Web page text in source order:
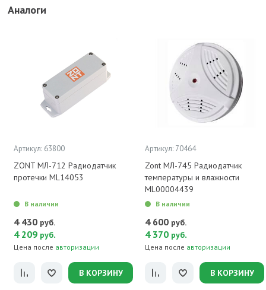
Аналоги
Артикул: 63800
ZONT МЛ-712 Радиодатчик
протечки ML14053
В наличии
4 430 руб.
4 209 руб.
Цена после авторизации
В КОРЗИНУ
Артикул: 70464
Zont МЛ-745 Радиодатчик
температуры и влажности
ML00004439
В наличии
4 600 руб.
4 370 руб.
Цена после авторизации
В КОРЗИНУ